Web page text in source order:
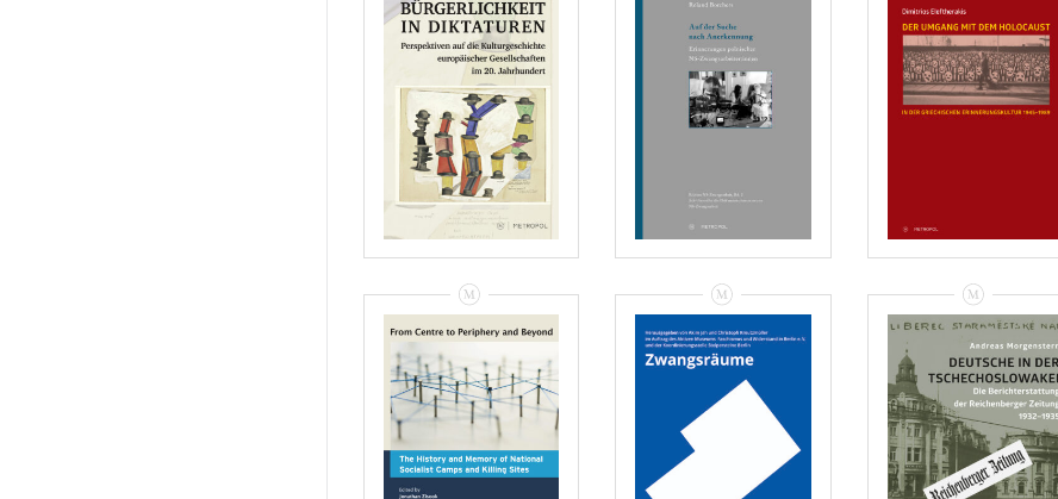
Ingo
Loose/Christian
Rau/Michael
Schwartz (Hrsg.):
Bürgerlichkeit In
Diktaturen –
Rezension
VIEW
Roland Borchers:
Auf Der Suche
Nach
Anerkennung –
Rezension
Eleftherakis: Der
Umgang Mit Dem
Holocaust In Der
Griechischen
Erinnerungskultur
1945–1989 –
From Centre To
Periphery And
Beyond: The
History And
Memory Of
National Socialist
Camps And Killing
Sites – Rezension
Zwangsräume.
Antisemitische
Wohnungspolitik
In Berlin 1939–
Rezensionen
Andreas
Morgenstern:
Deutsche In Der
Tschechoslowakei
– Rezension